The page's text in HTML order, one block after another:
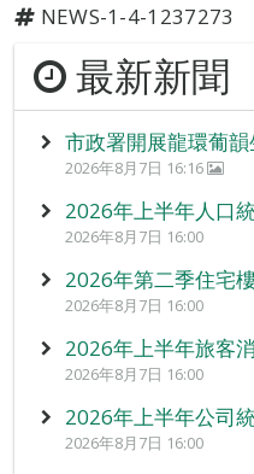
NEWS-1-4-1237273
最新新聞
市政署開展龍環葡
2026年8月7日 16:16
2026年上半年人口
2026年8月7日 16:00
2026年第二季住宅
2026年8月7日 16:00
2026年上半年旅客
2026年8月7日 16:00
2026年上半年公司
2026年8月7日 16:00